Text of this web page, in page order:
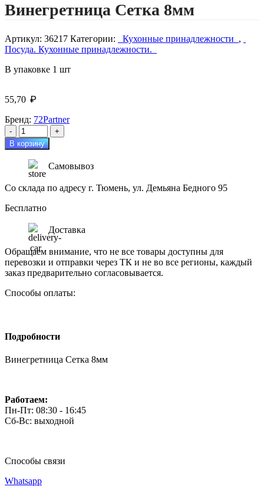
Винегретница Сетка 8мм
Артикул: 36217 Категории: Кухонные принадлежности ,
Посуда. Кухонные принадлежности.
В упаковке 1 шт
55,70 ₽
Бренд: 72Partner
Количество
товара
Винегретница
Сетка
8мм
В корзину
Самовывоз
Со склада по адресу г. Тюмень, ул. Демьяна Бедного 95
Бесплатно
Доставка
Обращаем внимание, что не все товары доступны для
перевозки и отправки через ТК и не во все регионы, каждый
заказ предварительно согласовывается.
Способы оплаты:
Подробности
Винегретница Сетка 8мм
Работаем:
Пн-Пт: 08:30 - 16:45
Сб-Вс: выходной
Способы связи
Whatsapp